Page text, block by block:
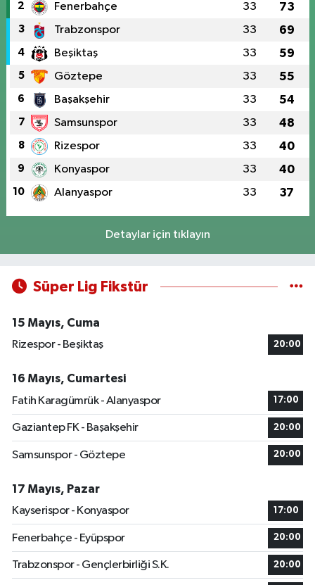
2 Fenerbahçe 33 73
3 Trabzonspor 33 69
4 Beşiktaş 33 59
5 Göztepe 33 55
6 Başakşehir 33 54
7 Samsunspor 33 48
8 Rizespor 33 40
9 Konyaspor 33 40
10 Alanyaspor 33 37
Detaylar için tıklayın
Süper Lig Fikstür
15 Mayıs, Cuma
Rizespor - Beşiktaş
20:00
16 Mayıs, Cumartesi
Fatih Karagümrük - Alanyaspor
17:00
Gaziantep FK - Başakşehir 20:00
Samsunspor - Göztepe 20:00
17 Mayıs, Pazar
Kayserispor - Konyaspor
17:00
Fenerbahçe - Eyüpspor 20:00
Trabzonspor - Gençlerbirliği S.K. 20:00